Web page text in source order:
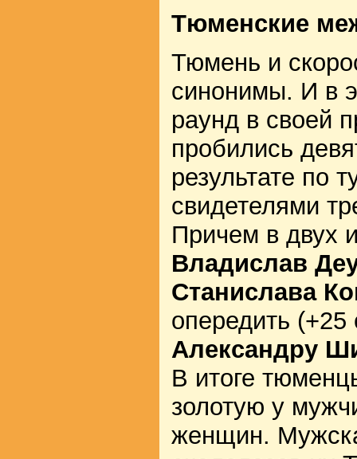
Тюменские
Тюмень и
синонимы. И в
раунд в своей
пробились
результате по
свидетелями
Причем в двух
Владислав
Станислава
опередить
Александру
В итоге
золотую у
женщин.